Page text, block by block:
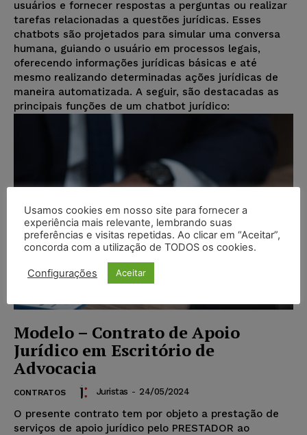
usuários e fornecer respostas a perguntas ou realizar
tarefas relacionadas a questões jurídicas. Esses
chatbots são projetados para simular uma conversa
humana, guiando o usuário em processos legais,
oferecendo informações jurídicas básicas e até
mesmo realizando determinadas ações jurídicas de
maneira automatizada. A seguir, são destacadas as
principais funções de um chatbot jurídico:
Modelo – Contrato de Apoio
Jurídico em Escritório de
Advocacia
CONTRATOS Juristas - 24/05/2024
O presente contrato tem por objeto a prestação de
serviços de apoio jurídico pelo PRESTADOR ao
Usamos cookies em nosso site para fornecer a
experiência mais relevante, lembrando suas
preferências e visitas repetidas. Ao clicar em “Aceitar”,
concorda com a utilização de TODOS os cookies.
Configurações Aceitar